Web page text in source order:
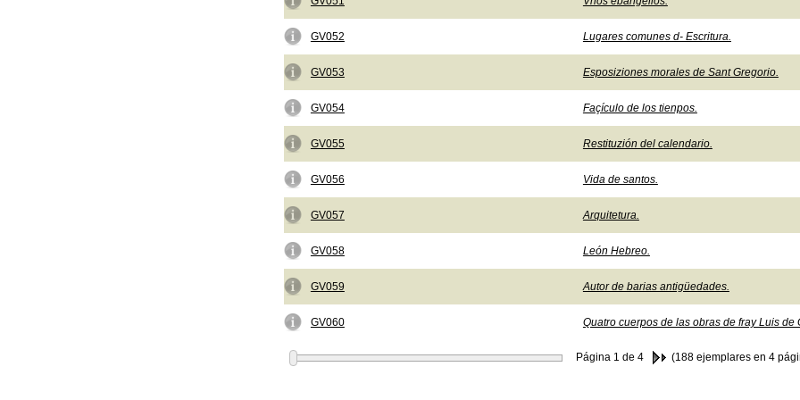
GV052 Lugares comunes d- Escritura.
GV053 Esposiziones morales de Sant Gregorio.
GV054 Façículo de los tienpos.
GV055 Restituzión del calendario.
GV056 Vida de santos.
GV057 Arquitetura.
GV058 León Hebreo.
GV059 Autor de barias antigüedades.
GV060 Quatro cuerpos de las obras de fray Luis de
Página 1 de 4 (188 ejemplares en 4